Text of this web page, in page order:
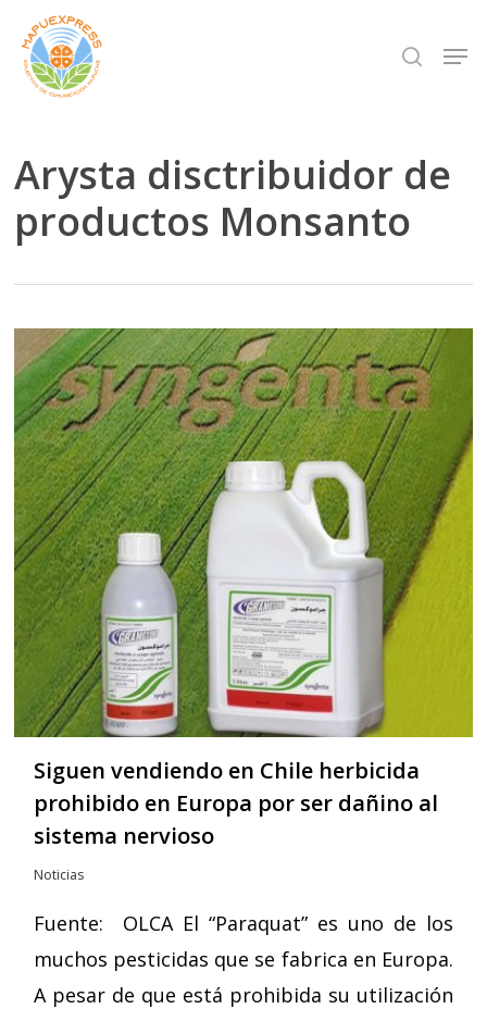
Skip
main
search
Arysta disctribuidor de
productos Monsanto
Siguen vendiendo en Chile herbicida
prohibido en Europa por ser dañino al
sistema nervioso
Noticias
Fuente: OLCA El “Paraquat” es uno de los
muchos pesticidas que se fabrica en Europa.
A pesar de que está prohibida su utilización
Close